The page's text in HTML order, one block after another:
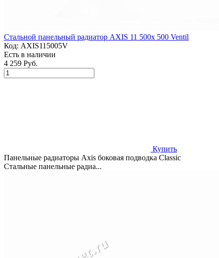
Стальной панельный радиатор AXIS 11 500x 500 Ventil
Код: AXIS115005V
Есть в наличии
4 259 Руб.
Купить
Панельные радиаторы Axis боковая подводка Classic
Стальные панельные радиа...